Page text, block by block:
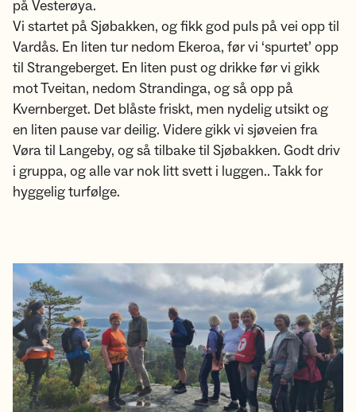
på Vesterøya.
Vi startet på Sjøbakken, og fikk god puls på vei opp til
Vardås. En liten tur nedom Ekeroa, før vi ‘spurtet’ opp
til Strangeberget. En liten pust og drikke før vi gikk
mot Tveitan, nedom Strandinga, og så opp på
Kvernberget. Det blåste friskt, men nydelig utsikt og
en liten pause var deilig. Videre gikk vi sjøveien fra
Vøra til Langeby, og så tilbake til Sjøbakken. Godt driv
i gruppa, og alle var nok litt svett i luggen.. Takk for
hyggelig turfølge.